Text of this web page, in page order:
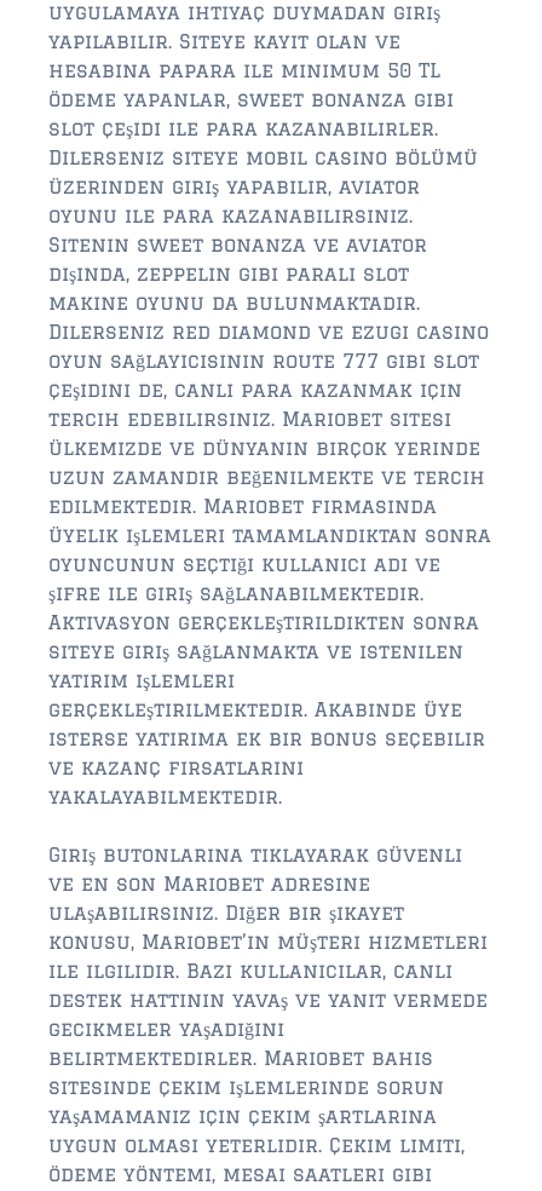
uygulamaya ihtiyaç duymadan giriş
yapılabilir. Siteye kayıt olan ve
hesabına papara ile minimum 50 TL
ödeme yapanlar, sweet bonanza gibi
slot çeşidi ile para kazanabilirler.
Dilerseniz siteye mobil casino bölümü
üzerinden giriş yapabilir, aviator
oyunu ile para kazanabilirsiniz.
Sitenin sweet bonanza ve aviator
dışında, zeppelin gibi paralı slot
makine oyunu da bulunmaktadır.
Dilerseniz red diamond ve ezugi casino
oyun sağlayıcısının route 777 gibi slot
çeşidini de, canlı para kazanmak için
tercih edebilirsiniz. Mariobet sitesi
ülkemizde ve dünyanın birçok yerinde
uzun zamandır beğenilmekte ve tercih
edilmektedir. Mariobet firmasında
üyelik işlemleri tamamlandıktan sonra
oyuncunun seçtiği kullanıcı adı ve
şifre ile giriş sağlanabilmektedir.
Aktivasyon gerçekleştirildikten sonra
siteye giriş sağlanmakta ve istenilen
yatırım işlemleri
gerçekleştirilmektedir. Akabinde üye
isterse yatırıma ek bir bonus seçebilir
ve kazanç fırsatlarını
yakalayabilmektedir.
Giriş butonlarına tıklayarak güvenli
ve en son Mariobet adresine
ulaşabilirsiniz. Diğer bir şikayet
konusu, Mariobet’in müşteri hizmetleri
ile ilgilidir. Bazı kullanıcılar, canlı
destek hattının yavaş ve yanıt vermede
gecikmeler yaşadığını
belirtmektedirler. Mariobet bahis
sitesinde çekim işlemlerinde sorun
yaşamamanız için çekim şartlarına
uygun olması yeterlidir. Çekim limiti,
ödeme yöntemi, mesai saatleri gibi